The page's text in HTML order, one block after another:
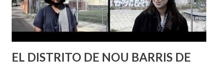
EL DISTRITO DE NOU BARRIS DE